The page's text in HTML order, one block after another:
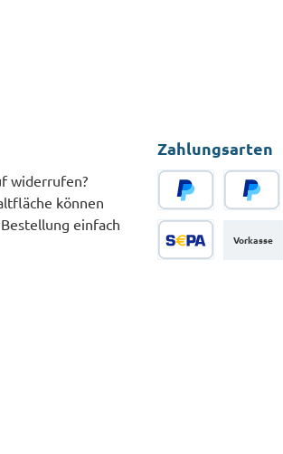
widerrufen?
können
einfach
Zahlungsarten
PayPal
Vorkasse